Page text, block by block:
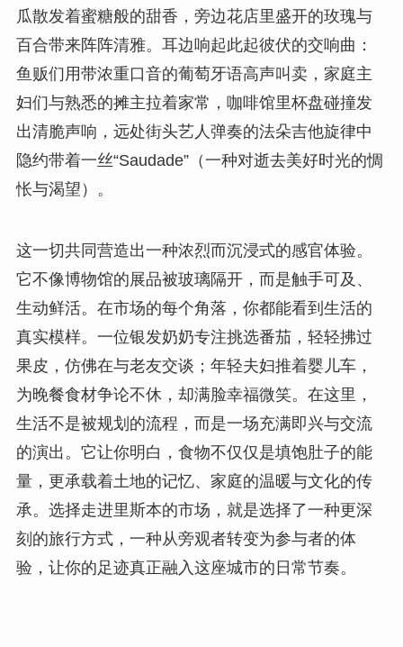
瓜散发着蜜糖般的甜香，旁边花店里盛开的玫瑰与
百合带来阵阵清雅。耳边响起此起彼伏的交响曲：
鱼贩们用带浓重口音的葡萄牙语高声叫卖，家庭主
妇们与熟悉的摊主拉着家常，咖啡馆里杯盘碰撞发
出清脆声响，远处街头艺人弹奏的法朵吉他旋律中
隐约带着一丝“Saudade”（一种对逝去美好时光的惆
怅与渴望）。
这一切共同营造出一种浓烈而沉浸式的感官体验。
它不像博物馆的展品被玻璃隔开，而是触手可及、
生动鲜活。在市场的每个角落，你都能看到生活的
真实模样。一位银发奶奶专注挑选番茄，轻轻拂过
果皮，仿佛在与老友交谈；年轻夫妇推着婴儿车，
为晚餐食材争论不休，却满脸幸福微笑。在这里，
生活不是被规划的流程，而是一场充满即兴与交流
的演出。它让你明白，食物不仅仅是填饱肚子的能
量，更承载着土地的记忆、家庭的温暖与文化的传
承。选择走进里斯本的市场，就是选择了一种更深
刻的旅行方式，一种从旁观者转变为参与者的体
验，让你的足迹真正融入这座城市的日常节奏。